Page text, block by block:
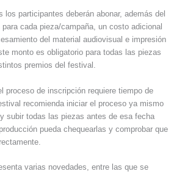
los participantes deberán abonar, además del
cada pieza/campaña, un costo adicional
del material audiovisual e impresión
monto es obligatorio para todas las piezas
premios del festival.
proceso de inscripción requiere tiempo de
recomienda iniciar el proceso ya mismo
subir todas las piezas antes de esa fecha
pueda chequearlas y comprobar que
varias novedades, entre las que se